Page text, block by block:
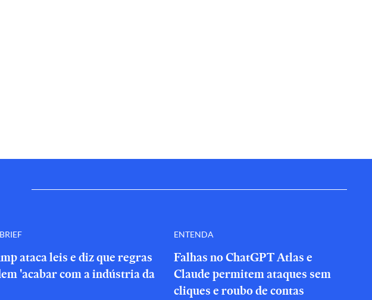
ataca leis e diz que regras
'acabar com a indústria da
ENTENDA
Falhas no ChatGPT Atlas e
Claude permitem ataques sem
cliques e roubo de contas